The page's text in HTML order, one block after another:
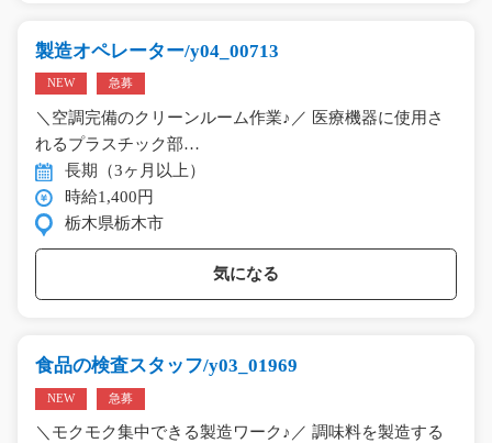
製造オペレーター/y04_00713
NEW 急募
＼空調完備のクリーンルーム作業♪／ 医療機器に使用さ
れるプラスチック部…
長期（3ヶ月以上）
時給1,400円
栃木県栃木市
気になる
食品の検査スタッフ/y03_01969
NEW 急募
＼モクモク集中できる製造ワーク♪／ 調味料を製造する